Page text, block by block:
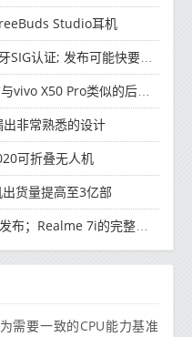
Studio耳机
认证; 发布可能快要结束了
X50 Pro类似的后部设计
非常熟悉的设计
可折叠无人机
货量提高至3亿部
7i的完整规格并导致泄漏
需要一致的CPU能力基准